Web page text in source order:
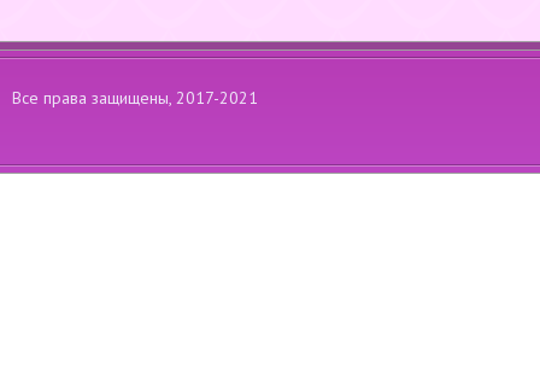
Все права защищены, 2017-2021